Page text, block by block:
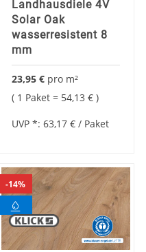
Landhausdiele 4V
Solar Oak
wasserresistent 8
mm
23,95 € pro m²
1 Paket = 54,13 €
UVP *: 63,17 € / Paket
14%